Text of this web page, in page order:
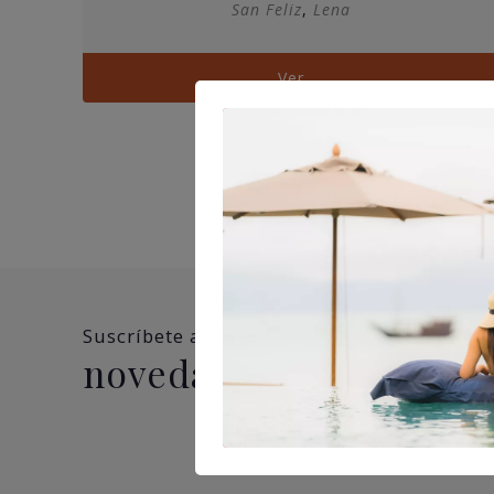
210,00€
hasta
San Feliz, Lena
Ver
Suscríbete a nuestra newsletter y no te
novedades, ofertas y